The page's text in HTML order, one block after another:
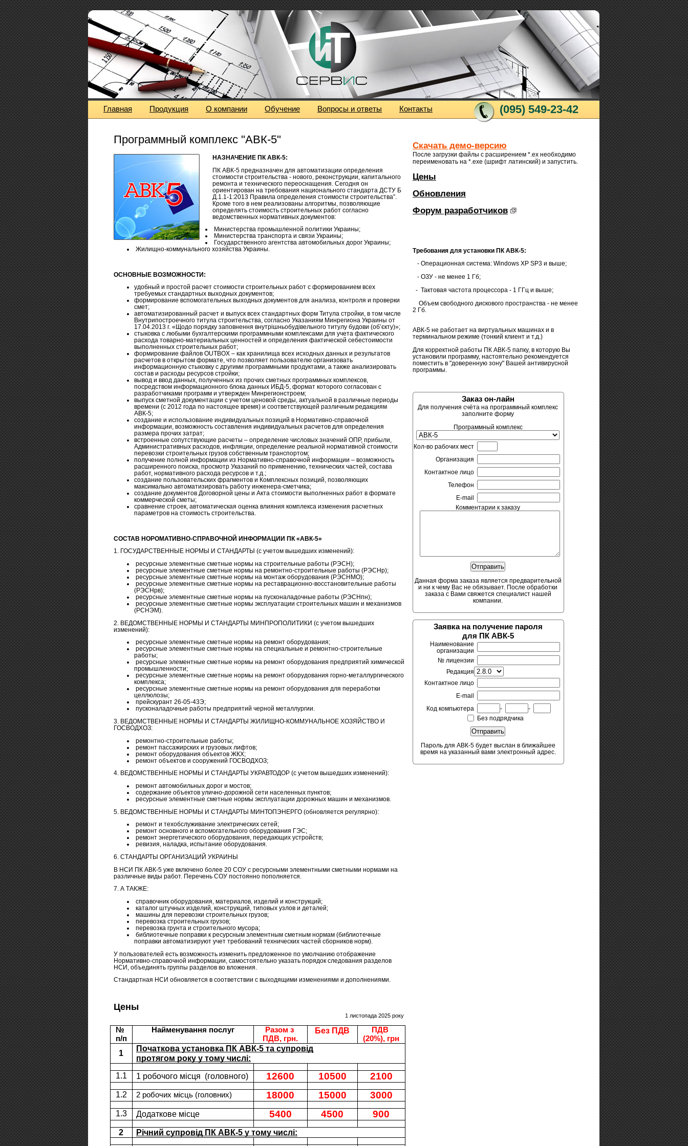
Главная Продукция О компании Обучение Вопросы и ответы Контакты (095) 549-23-42
Программный комплекс "АВК-5"
НАЗНАЧЕНИЕ ПК АВК-5:
ПК АВК-5 предназначен для автоматизации определения
стоимости строительства - нового, реконструкции, капитального
ремонта и технического переоснащения. Сегодня он
ориентирован на требования национального стандарта ДСТУ Б
Д.1.1-1:2013 Правила определения стоимости строительства”.
Кроме того в нем реализованы алгоритмы, позволяющие
определять стоимость строительных работ согласно
ведомственных нормативных документов:
Министерства промышленной политики Украины;
Министерства транспорта и связи Украины;
Государственного агентства автомобильных дорог Украины;
Жилищно-коммунального хозяйства Украины.
ОСНОВНЫЕ ВОЗМОЖНОСТИ:
удобный и простой расчет стоимости строительных работ с формированием всех
требуемых стандартных выходных документов;
формирование вспомогательных выходных документов для анализа, контроля и проверки
смет;
автоматизированный расчет и выпуск всех стандартных форм Титула стройки, в том числе
Внутрипостроечного титула строительства, согласно Указаниям Минрегиона Украины от
17.04.2013 г. «Щодо порядку заповнення внутрішньобудівельного титулу будови (об’єкту)»;
cтыковка с любыми бухгалтерскими программными комплексами для учета фактического
расхода товарно-материальных ценностей и определения фактической себестоимости
выполненных строительных работ;
формирование файлов OUTBOX – как хранилища всех исходных данных и результатов
расчетов в открытом формате, что позволяет пользователю организовать
информационную стыковку с другими программными продуктами, а также анализировать
состав и расходы ресурсов стройки;
вывод и ввод данных, полученных из прочих сметных программных комплексов,
посредством информационного блока данных ИБД-5, формат которого согласован с
разработчиками программ и утвержден Минрегионстроем;
выпуск сметной документации с учетом ценовой среды, актуальной в различные периоды
времени (с 2012 года по настоящее время) и соответствующей различным редакциям
АВК-5;
создание и использование индивидуальных позиций в Нормативно-справочной
информации, возможность составления индивидуальных расчетов для определения
размера прочих затрат;
встроенные сопутствующие расчеты – определение числовых значений ОПР, прибыли,
Административных расходов, инфляции, определение реальной нормативной стоимости
перевозки строительных грузов собственным транспортом;
получение полной информации из Нормативно-справочной информации – возможность
расширенного поиска, просмотр Указаний по применению, технических частей, состава
работ, нормативного расхода ресурсов и т.д.;
создание пользовательских фрагментов и Комплексных позиций, позволяющих
максимально автоматизировать работу инженера-сметчика;
cоздание документов Договорной цены и Акта стоимости выполненных работ в формате
коммерческой сметы;
сравнение строек, автоматическая оценка влияния комплекса изменения расчетных
параметров на стоимость строительства.
СОСТАВ НОРОМАТИВНО-СПРАВОЧНОЙ ИНФОРМАЦИИ ПК «АВК-5»
1. ГОСУДАРСТВЕННЫЕ НОРМЫ И СТАНДАРТЫ (с учетом вышедших изменений):
ресурсные элементные сметные нормы на строительные работы (РЭСН);
ресурсные элементные сметные нормы на ремонтно-строительные работы (РЭСНр);
ресурсные элементные сметные нормы на монтаж оборудования (РЭСНМО);
ресурсные элементные сметные нормы на реставрационно-восстановительные работы
(РЭСНрв);
ресурсные элементные сметные нормы на пусконаладочные работы (РЭСНпн);
ресурсные элементные сметные нормы эксплуатации строительных машин и механизмов
(РСНЭМ).
2. ВЕДОМСТВЕННЫЕ НОРМЫ И СТАНДАРТЫ МИНПРОПОЛИТИКИ (с учетом вышедших
изменений):
ресурсные элементные сметные нормы на ремонт оборудования;
ресурсные элементные сметные нормы на специальные и ремонтно-строительные
работы;
ресурсные элементные сметные нормы на ремонт оборудования предприятий химической
промышленности;
ресурсные элементные сметные нормы на ремонт оборудования горно-металлургического
комплекса;
ресурсные элементные сметные нормы на ремонт оборудования для переработки
целлюлозы;
прейскурант 26-05-43Э;
пусконаладочные работы предприятий черной металлургии.
3. ВЕДОМСТВЕННЫЕ НОРМЫ И СТАНДАРТЫ ЖИЛИЩНО-КОММУНАЛЬНОЕ ХОЗЯЙСТВО И
ГОСВОДХОЗ:
ремонтно-строительные работы;
ремонт пассажирских и грузовых лифтов;
ремонт оборудования объектов ЖКХ;
ремонт объектов и сооружений ГОСВОДХОЗ;
4. ВЕДОМСТВЕННЫЕ НОРМЫ И СТАНДАРТЫ УКРАВТОДОР (с учетом вышедших изменений):
ремонт автомобильных дорог и мостов;
содержание объектов улично-дорожной сети населенных пунктов;
ресурсные элементные сметные нормы эксплуатации дорожных машин и механизмов.
5. ВЕДОМСТВЕННЫЕ НОРМЫ И СТАНДАРТЫ МИНТОПЭНЕРГО (обновляется регулярно):
ремонт и техобслуживание электрических сетей;
ремонт основного и вспомогательного оборудования ГЭС;
ремонт энергетического оборудования, передающих устройств;
ревизия, наладка, испытание оборудования.
6. СТАНДАРТЫ ОРГАНИЗАЦИЙ УКРАИНЫ
В НСИ ПК АВК-5 уже включено более 20 СОУ с ресурсными элементными сметными нормами на
различные виды работ. Перечень СОУ постоянно пополняется.
7. А ТАКЖЕ:
справочник оборудования, материалов, изделий и конструкций;
каталог штучных изделий, конструкций, типовых узлов и деталей;
машины для перевозки строительных грузов;
перевозка строительных грузов;
перевозка грунта и строительного мусора;
библиотечные поправки к ресурсным элементным сметным нормам (библиотечные
поправки автоматизируют учет требований технических частей сборников норм).
У пользователей есть возможность изменить предложенное по умолчанию отображение
Нормативно-справочной информации, самостоятельно указать порядок следования разделов
НСИ, объединять группы разделов во вложения.
Стандартная НСИ обновляется в соответствии с выходящими изменениями и дополнениями.
Цены
1 листопада 2025 року
№
п/п
Найменування послуг
Разом з
ПДВ, грн.
Без ПДВ
ПДВ
(20%), грн
1
Початкова установка ПК АВК-5 та супровід
протягом року у тому числі:
1.1
1 робочого місця  (головного) 12600 10500 2100
1.2 2 робочих місць (головних) 18000 15000 3000
1.3 Додаткове місце 5400 4500 900
2
Річний супровід ПК АВК-5 у тому числі:
Скачать демо-версию
После загрузки файлы с расширением *.ex необходимо
переименовать на *.exe (шрифт латинский) и запустить.
Цены
Обновления
Форум разработчиков
Требования для установки ПК АВК-5:
- Операционная система: Windows XP SP3 и выше;
- ОЗУ - не менее 1 Гб;
- Тактовая частота процессора - 1 ГГц и выше;
Объем свободного дискового пространства - не менее
2 Гб.
АВК-5 не работает на виртуальных машинах и в
терминальном режиме (тонкий клиент и т.д.)
Для корректной работы ПК АВК-5 папку, в которую Вы
установили программу, настоятельно рекомендуется
поместить в "доверенную зону" Вашей антивирусной
программы.
Заказ он-лайн
Для получения счёта на программный комплекс
заполните форму
Программный комплекс
Кол-во рабочих мест
Организация
Контактное лицо
Телефон
E-mail
Комментарии к заказу
Данная форма заказа является предварительной
и ни к чему Вас не обязывает. После обработки
заказа с Вами свяжется специалист нашей
компании.
Заявка на получение пароля
для ПК АВК-5
Наименование
организации
№ лицензии
Редакция
Контактное лицо
E-mail
Код компьютера
-
-
Без подрядчика
Пароль для АВК-5 будет выслан в ближайшее
время на указанный вами электронный адрес.